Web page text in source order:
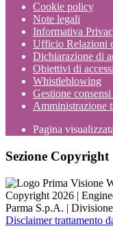
Cookie policy
Note legali
Informativa
Ufficio Relazioni
Dichiarazione di
Obiettivi di
Whistleblowing
Gestione
Amministrazione
Pagina
Sezione Copyright
Copyright 2026 |
Parma S.p.A. |
Disclaimer trattamento